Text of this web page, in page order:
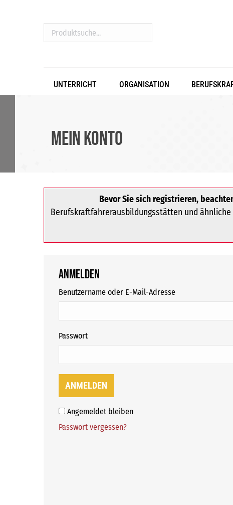
Produktsuche...
UNTERRICHT ORGANISATION
Mein Konto
Bevor Sie sich registrieren,
Berufskraftfahrerausbildungsstätten und
Anmelden
Benutzername oder E-Mail-Adresse
Passwort
ANMELDEN
Angemeldet bleiben
Passwort vergessen?